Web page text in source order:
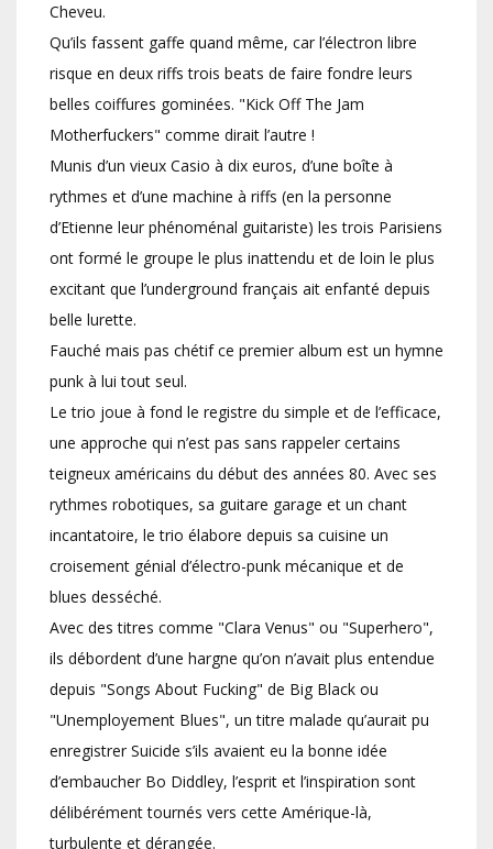
Cheveu.
Qu’ils fassent gaffe quand même, car l’électron libre
risque en deux riffs trois beats de faire fondre leurs
belles coiffures gominées. "Kick Off The Jam
Motherfuckers" comme dirait l’autre !
Munis d’un vieux Casio à dix euros, d’une boîte à
rythmes et d’une machine à riffs (en la personne
d’Etienne leur phénoménal guitariste) les trois Parisiens
ont formé le groupe le plus inattendu et de loin le plus
excitant que l’underground français ait enfanté depuis
belle lurette.
Fauché mais pas chétif ce premier album est un hymne
punk à lui tout seul.
Le trio joue à fond le registre du simple et de l’efficace,
une approche qui n’est pas sans rappeler certains
teigneux américains du début des années 80. Avec ses
rythmes robotiques, sa guitare garage et un chant
incantatoire, le trio élabore depuis sa cuisine un
croisement génial d’électro-punk mécanique et de
blues desséché.
Avec des titres comme "Clara Venus" ou "Superhero",
ils débordent d’une hargne qu’on n’avait plus entendue
depuis "Songs About Fucking" de Big Black ou
"Unemployement Blues", un titre malade qu’aurait pu
enregistrer Suicide s’ils avaient eu la bonne idée
d’embaucher Bo Diddley, l’esprit et l’inspiration sont
délibérément tournés vers cette Amérique-là,
turbulente et dérangée.